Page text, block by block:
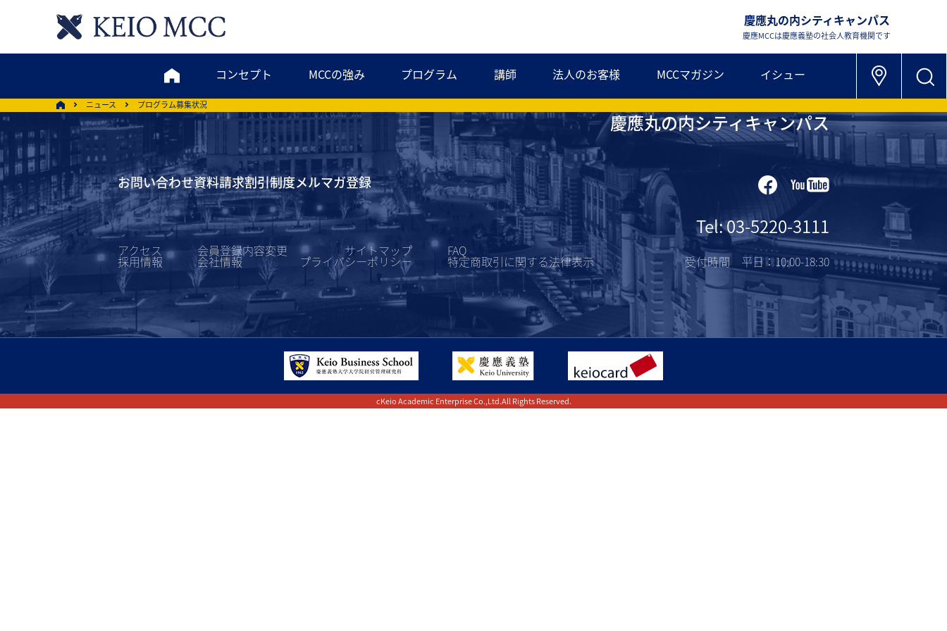
慶應丸の内シティキャンパス
慶應MCCは慶應義塾の社会人教育機関です
コンセプト MCCの強み プログラム 講師 法人のお客様 MCCマガジン イシュー
ニュース プログラム募集状況
慶應丸の内シティキャンパス
お問い合わせ資料請求割引制度メルマガ登録
アクセス 会員登録内容変更 サイトマップ FAQ
採用情報 会社情報 プライバシーポリシー 特定商取引に関する法律表示
Tel: 03-5220-3111
受付時間 平日：10:00-18:30
cKeio Academic Enterprise Co.,Ltd.All Rights Reserved.